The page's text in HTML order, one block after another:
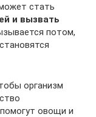
стать
и вызвать
потом,
организм
овощи и